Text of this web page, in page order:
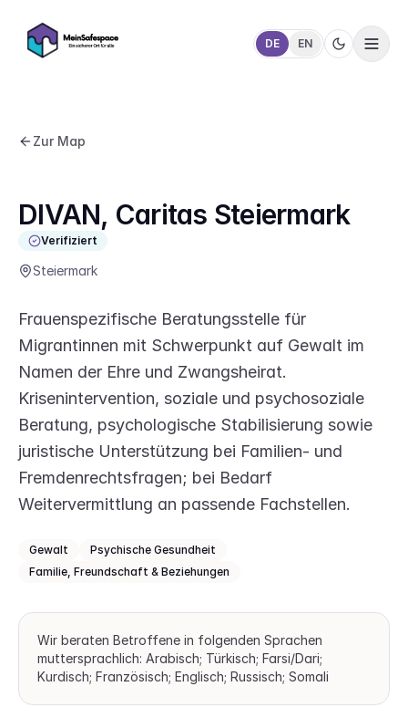
DE EN
Zur Map
DIVAN, Caritas Steiermark
Verifiziert
Steiermark
Frauen­spezifische Beratungsstelle für
Migrantinnen mit Schwerpunkt auf Gewalt im
Namen der Ehre und Zwangsheirat.
Krisenintervention, soziale und psychosoziale
Beratung, psychologische Stabilisierung sowie
juristische Unterstützung bei Familien‑ und
Fremdenrechtsfragen; bei Bedarf
Weitervermittlung an passende Fachstellen.
Gewalt
Psychische Gesundheit
Familie, Freundschaft & Beziehungen
Wir beraten Betroffene in folgenden Sprachen
muttersprachlich: Arabisch; Türkisch; Farsi/Dari;
Kurdisch; Französisch; Englisch; Russisch; Somali